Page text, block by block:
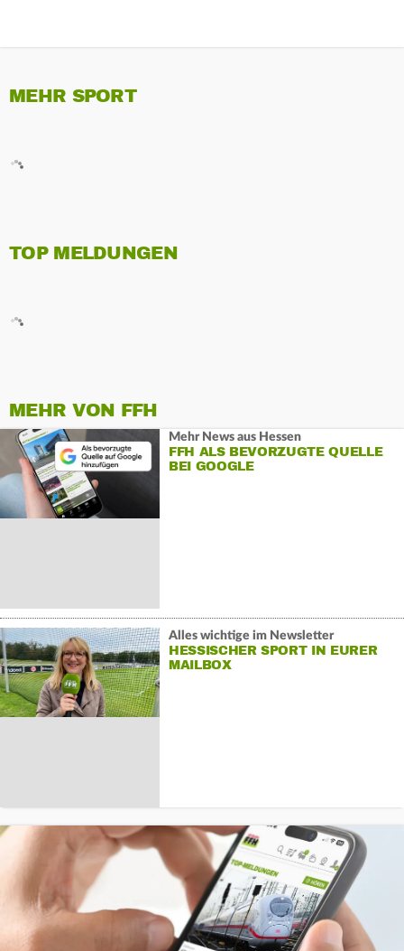
MEHR SPORT
TOP MELDUNGEN
MEHR VON FFH
Mehr News aus Hessen
FFH ALS BEVORZUGTE QUELLE
BEI GOOGLE
Alles wichtige im Newsletter
HESSISCHER SPORT IN EURER
MAILBOX